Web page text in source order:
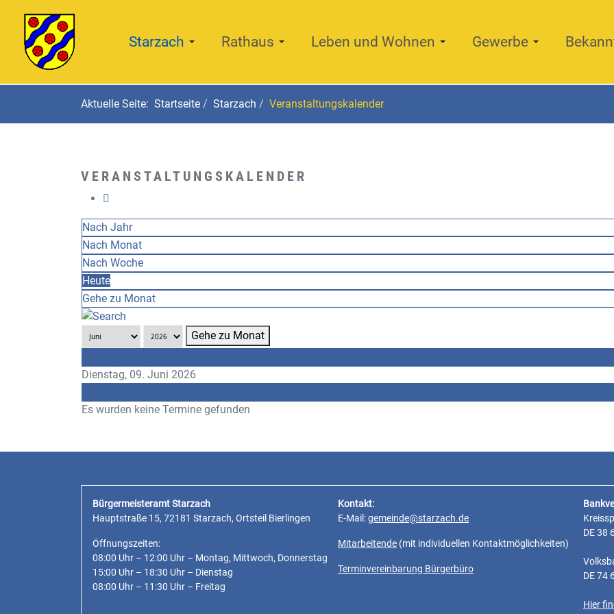
Starzach Rathaus Leben und Wohnen Gewerbe
Aktuelle Seite: Startseite Starzach Veranstaltungskalender
VERANSTALTUNGSKALENDER
Nach Jahr
Nach Monat
Nach Woche
Heute
Gehe zu Monat
Gehe zu Monat
Dienstag, 09. Juni 2026
Es wurden keine Termine gefunden
Bürgermeisteramt Starzach
Hauptstraße 15, 72181 Starzach, Ortsteil Bierlingen
Öffnungszeiten:
08:00 Uhr – 12:00 Uhr – Montag, Mittwoch, Donnerstag
15:00 Uhr – 18:30 Uhr – Dienstag
08:00 Uhr – 11:30 Uhr – Freitag
Kontakt:
E-Mail:gemeinde@starzach.de
Mitarbeitende (mit individuellen Kontaktmöglichkeiten)
Terminvereinbarung Bürgerbüro
DE 38
DE 74
Hier